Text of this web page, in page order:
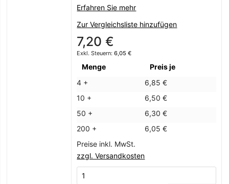
Erfahren Sie mehr
Zur Vergleichsliste hinzufügen
7,20 €
6,05 €
Menge
Preis je
4 +
6,85 €
10 +
6,50 €
50 +
6,30 €
200 +
6,05 €
Preise inkl. MwSt.
zzgl. Versandkosten